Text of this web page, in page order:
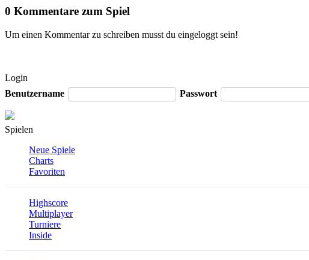
0 Kommentare zum Spiel
Um einen Kommentar zu schreiben musst du eingeloggt sein!
Login
Benutzername
Passwort
Spielen
Neue Spiele
Charts
Favoriten
Highscore
Multiplayer
Turniere
Inside